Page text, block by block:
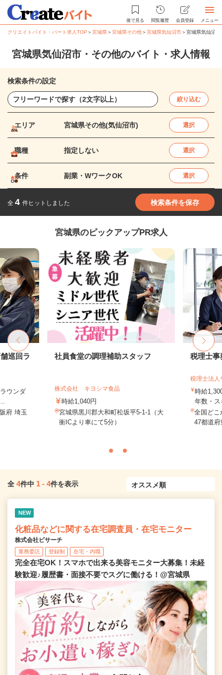
後で見る 閲覧履歴 会員登録 メニュー
クリエイトバイト・パート求人TOP ＞宮城県＞宮城県その他＞宮城県気仙沼市＞宮城県気仙沼
宮城県気仙沼市・その他のバイト・求人情報
検索条件の設定
絞り込む
エリア 宮城県その他(気仙沼市) 選択
職種 指定しない 選択
条件 副業・WワークOK 選択
全 4 件ヒットしました 検索条件を保存
宮城県のピックアップPR求人
巡回ラ
ウンダ
府 埼玉
社員食堂の調理補助スタッフ
株式会社 キヨシマ食品
時給1,040円
宮城県黒川郡大和町松坂平5-1-1（大
衝ICより車にて5分）
税理士事
税理士法人
時給
年数・
全国どこ
47都道
全 4件中 1 - 4件を表示
NEW
化粧品などに関する在宅調査員・在宅モニター
株式会社ビサーチ
業務委託 登録制 在宅・内職
完全在宅OK！スマホで出来る美容モニター大募集！未経
験歓迎♪履歴書・面接不要でスグに働ける！@宮城県